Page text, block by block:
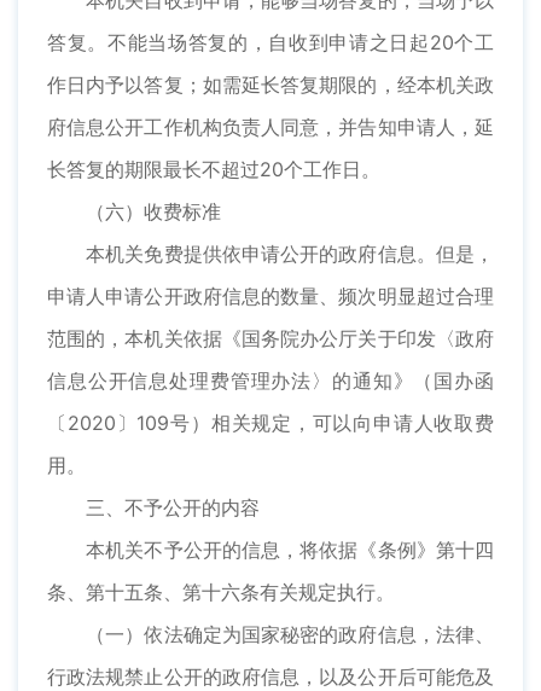
答复。不能当场答复的，自收到申请之日起20个工
作日内予以答复；如需延长答复期限的，经本机关政
府信息公开工作机构负责人同意，并告知申请人，延
长答复的期限最长不超过20个工作日。
（六）收费标准
本机关免费提供依申请公开的政府信息。但是，
申请人申请公开政府信息的数量、频次明显超过合理
范围的，本机关依据《国务院办公厅关于印发〈政府
信息公开信息处理费管理办法〉的通知》（国办函
〔2020〕109号）相关规定，可以向申请人收取费
用。
三、不予公开的内容
本机关不予公开的信息，将依据《条例》第十四
条、第十五条、第十六条有关规定执行。
（一）依法确定为国家秘密的政府信息，法律、
行政法规禁止公开的政府信息，以及公开后可能危及